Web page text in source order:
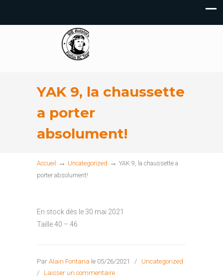
YAK 9, la chaussette
a porter
absolument!
Accueil → Uncategorized → YAK 9, la chaussette a
porter absolument!
En stock dès le 30 mai 2021
Taille 40 – 46
Par Alain Fontana le 05/26/2021 /
Uncategorized
/ Laisser un commentaire